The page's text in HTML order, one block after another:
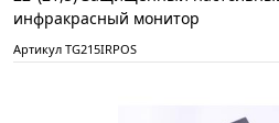
инфракрасный монитор
Артикул TG215IRPOS